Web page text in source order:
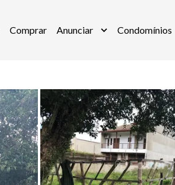
Comprar Anunciar Condomínios